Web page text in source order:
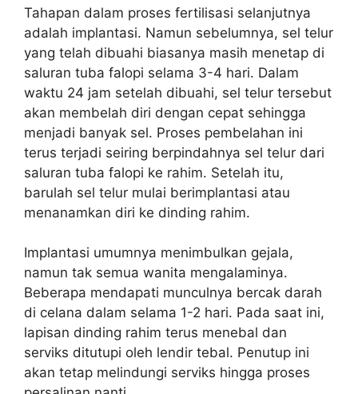
Tahapan dalam proses fertilisasi selanjutnya
adalah implantasi. Namun sebelumnya, sel telur
yang telah dibuahi biasanya masih menetap di
saluran tuba falopi selama 3-4 hari. Dalam
waktu 24 jam setelah dibuahi, sel telur tersebut
akan membelah diri dengan cepat sehingga
menjadi banyak sel. Proses pembelahan ini
terus terjadi seiring berpindahnya sel telur dari
saluran tuba falopi ke rahim. Setelah itu,
barulah sel telur mulai berimplantasi atau
menanamkan diri ke dinding rahim.
Implantasi umumnya menimbulkan gejala,
namun tak semua wanita mengalaminya.
Beberapa mendapati munculnya bercak darah
di celana dalam selama 1-2 hari. Pada saat ini,
lapisan dinding rahim terus menebal dan
serviks ditutupi oleh lendir tebal. Penutup ini
akan tetap melindungi serviks hingga proses